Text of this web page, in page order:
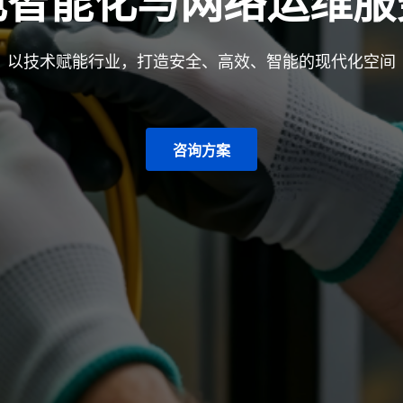
以技术赋能行业，打造安全、高效、智能的现代化空间
咨询方案